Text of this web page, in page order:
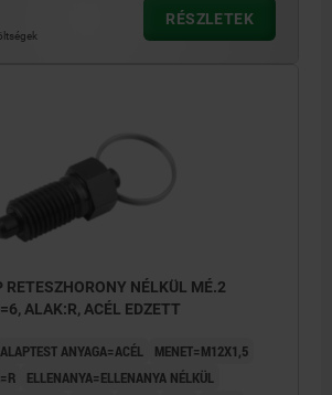
RÉSZLETEK
RETESZHORONY NÉLKÜL MÉ.2
ALAK:R, ACÉL EDZETT
ALAPTEST ANYAGA=ACÉL
MENET=M12X1,5
ELLENANYA=ELLENANYA NÉLKÜL